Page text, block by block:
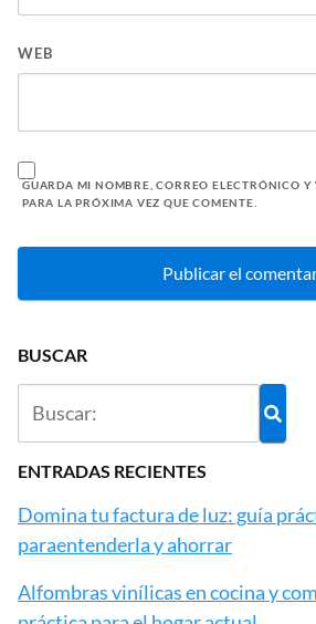
WEB
GUARDA MI NOMBRE, CORREO ELECTRÓNICO Y
PARA LA PRÓXIMA VEZ QUE COMENTE.
BUSCAR
ENTRADAS RECIENTES
Domina tu factura de luz: guía
paraentenderla y ahorrar
Alfombras vinílicas en cocina y